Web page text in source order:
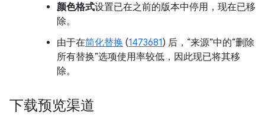
颜色格式设置已在之前的版本中停用，现在已移
除。
由于在简化替换 (1473681) 后，“来源”中的“删除
所有替换”选项使用率较低，因此现已将其移
除。
下载预览渠道